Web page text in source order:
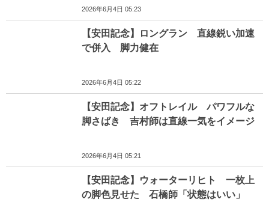
2026年6月4日 05:23
【安田記念】ロングラン 直線鋭い加速
で併入 脚力健在
2026年6月4日 05:22
【安田記念】オフトレイル パワフルな
脚さばき 吉村師は直線一気をイメージ
2026年6月4日 05:21
【安田記念】ウォーターリヒト 一枚上
の脚色見せた 石橋師「状態はいい」